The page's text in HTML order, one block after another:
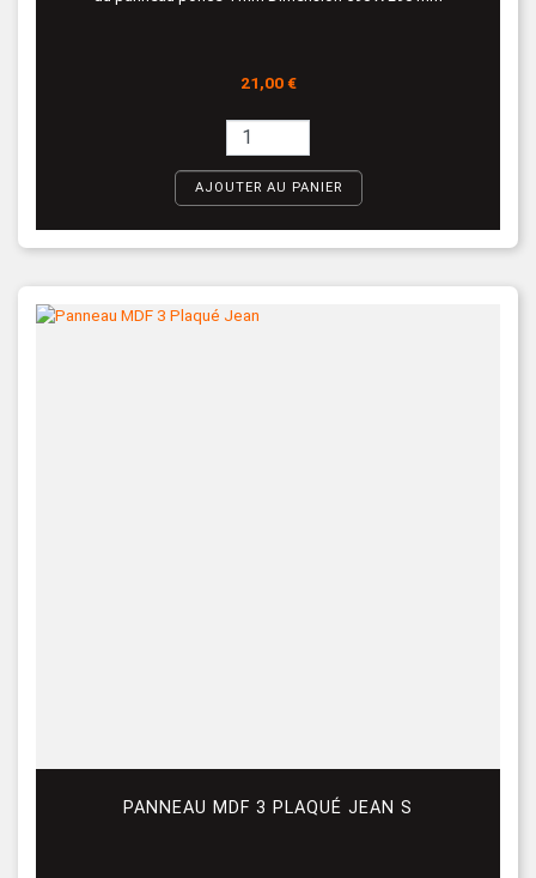
Prix
21,00 €
AJOUTER AU PANIER
PANNEAU MDF 3 PLAQUÉ JEAN S